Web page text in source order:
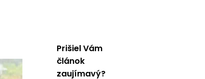
Prišiel Vám
článok
zaujímavý?